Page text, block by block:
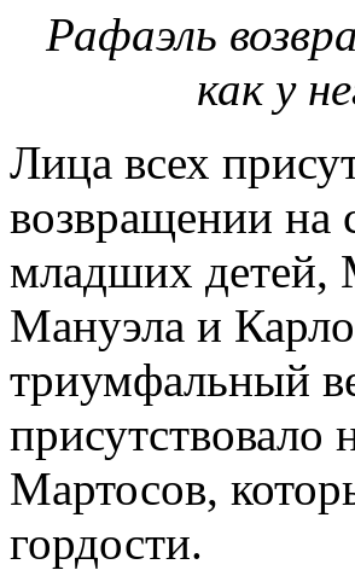
Рафаэль
как у
Лица всех
возвращении на
младших детей,
Мануэла и
триумфальный
присутствовало
Мартосов,
гордости.